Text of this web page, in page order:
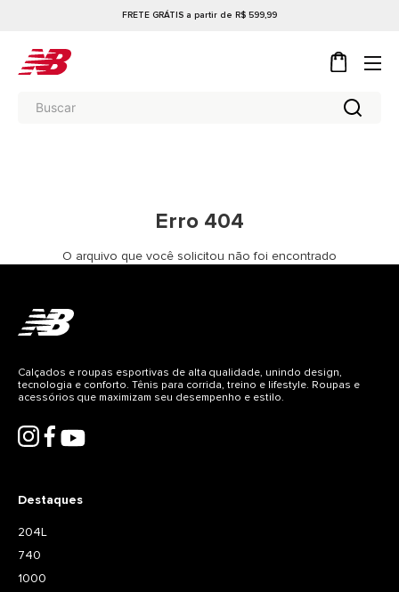
FRETE GRÁTIS a partir de R$ 599,99
Erro 404
O arquivo que você solicitou não foi encontrado
Destaques
204L
740
1000
Calçados e roupas esportivas de alta qualidade, unindo design,
tecnologia e conforto. Tênis para corrida, treino e lifestyle. Roupas e
acessórios que maximizam seu desempenho e estilo.